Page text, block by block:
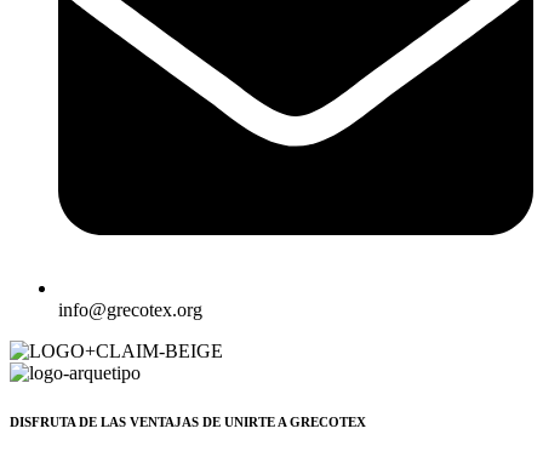
info@grecotex.org
DISFRUTA DE LAS VENTAJAS DE UNIRTE A GRECOTEX